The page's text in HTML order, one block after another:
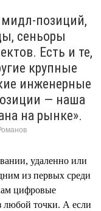
мидл-позиций,
сеньоры
Есть и те,
крупные
инженерные
— наша
на рынке».
удаленно или
из первых среди
цифровые
любой точки. А если